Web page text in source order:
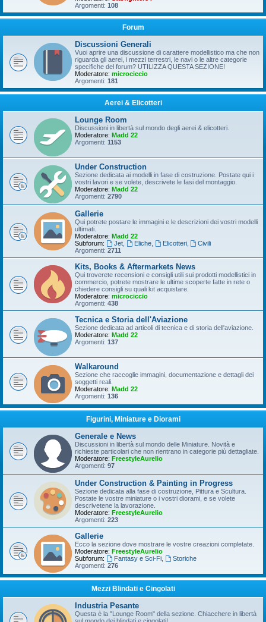
Argomenti: 108
Forum
Discussioni Generali
Vuoi aprire una discussione di carattere modellistico ma che non
riguarda gli aerei, i mezzi terrestri, le navi o le altre categorie
specifiche del forum? UTILIZZA QUESTA SEZIONE!
Moderatore: microciccio
Argomenti: 181
Aerei & Elicotteri
Lounge Room
Discussioni in libertà sul mondo degli aerei & elicotteri.
Moderatore: Madd 22
Argomenti: 1153
Under Construction
Sezione dedicata ai modelli in fase di costruzione. Postate qui i
vostri lavori e se volete, descrivete le fasi del montaggio.
Moderatore: Madd 22
Argomenti: 2790
Gallerie
Qui potrete postare le immagini e le descrizioni dei vostri modelli
ultimati.
Moderatore: Madd 22
Subforum:
Jet, Eliche, Elicotteri,
Civili
Argomenti: 2711
Kits, Books & Aftermarkets News
Qui troverete recensioni e consigli utili sui prodotti modellistici in
commercio, potrete mostrare le ultime scoperte fatte in rete o
chiedere consigli su quali kit acquistare.
Moderatore: microciccio
Argomenti: 438
Tecnica e Storia dell'Aviazione
Sezione dedicata ad articoli di tecnica e di storia dell'aviazione.
Moderatore: Madd 22
Argomenti: 137
Walkaround
Sezione che raccoglie immagini, documentazione e dettagli dei
soggetti reali.
Moderatore: Madd 22
Argomenti: 136
Figurini, Miniature e Diorami
Generale e News
Discussioni in libertà sul mondo delle Miniature. Novità e
richieste particolari che non rientrano in categorie più dettagliate.
Moderatore: FreestyleAurelio
Argomenti: 97
Under Construction & Painting in Progress
Sezione dedicata alla fase di costruzione, Pittura e Scultura.
Postate le vostre miniature o i vostri diorami, e se volete
descrivetene la lavorazione.
Moderatore: FreestyleAurelio
Argomenti: 223
Gallerie
Ecco la sezione dove mostrare le vostre creazioni completate.
Moderatore: FreestyleAurelio
Subforum:
Fantasy e Sci-Fi,
Storiche
Argomenti: 276
Mezzi Blindati e Cingolati
Industria Pesante
Questa è la "Lounge Room" della sezione. Chiacchere in libertà